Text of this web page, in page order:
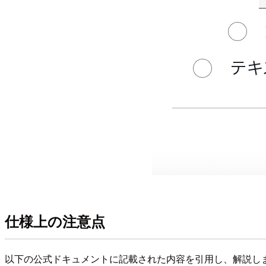
仕様上の注意点
以下の公式ドキュメントに記載された内容を引用し、解説し